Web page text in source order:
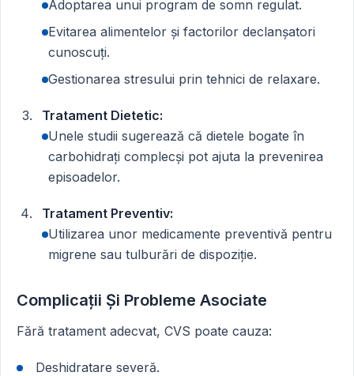
Adoptarea unui program de somn regulat.
Evitarea alimentelor și factorilor declanșatori
cunoscuți.
Gestionarea stresului prin tehnici de relaxare.
Tratament Dietetic:
Unele studii sugerează că dietele bogate în
carbohidrați complecși pot ajuta la prevenirea
episoadelor.
Tratament Preventiv:
Utilizarea unor medicamente preventivă pentru
migrene sau tulburări de dispoziție.
Complicații Și Probleme Asociate
Fără tratament adecvat, CVS poate cauza:
Deshidratare severă.